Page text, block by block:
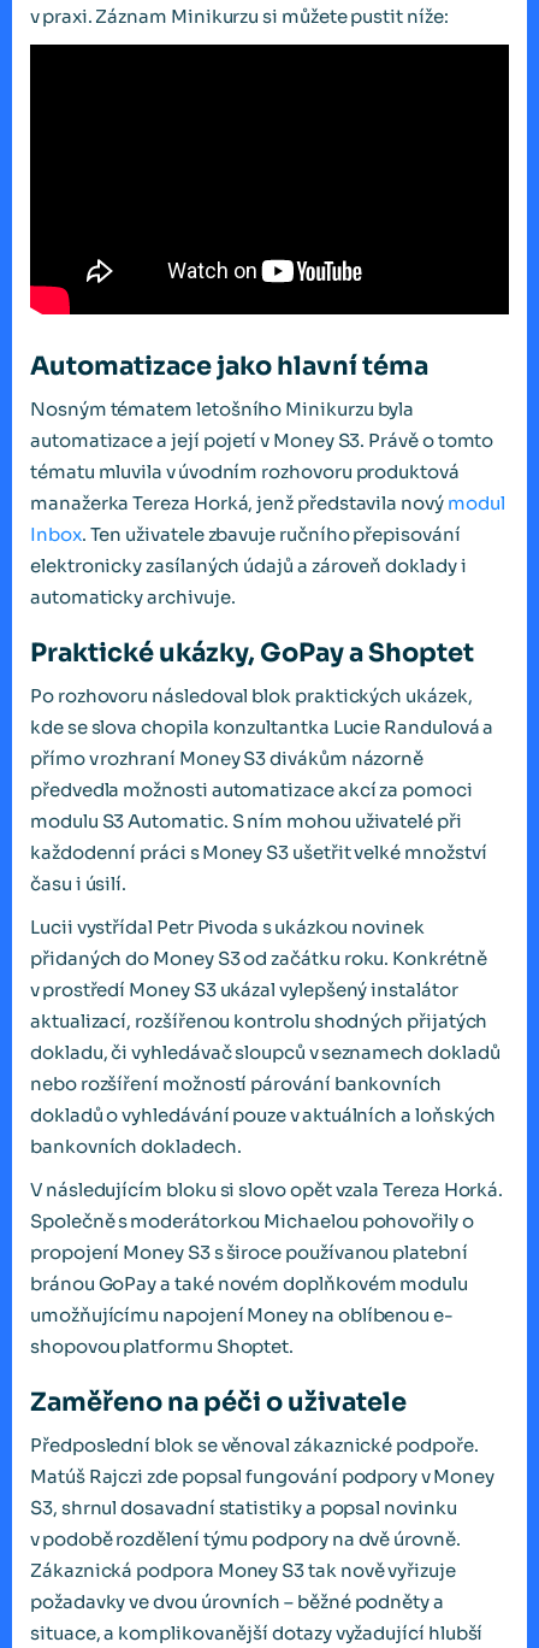
v praxi. Záznam Minikurzu si můžete pustit níže:
Automatizace jako hlavní téma
Nosným tématem letošního Minikurzu byla
automatizace a její pojetí v Money S3. Právě o tomto
tématu mluvila v úvodním rozhovoru produktová
manažerka Tereza Horká, jenž představila nový modul
Inbox. Ten uživatele zbavuje ručního přepisování
elektronicky zasílaných údajů a zároveň doklady i
automaticky archivuje.
Praktické ukázky, GoPay a Shoptet
Po rozhovoru následoval blok praktických ukázek,
kde se slova chopila konzultantka Lucie Randulová a
přímo v rozhraní Money S3 divákům názorně
předvedla možnosti automatizace akcí za pomoci
modulu S3 Automatic. S ním mohou uživatelé při
každodenní práci s Money S3 ušetřit velké množství
času i úsilí.
Lucii vystřídal Petr Pivoda s ukázkou novinek
přidaných do Money S3 od začátku roku. Konkrétně
v prostředí Money S3 ukázal vylepšený instalátor
aktualizací, rozšířenou kontrolu shodných přijatých
dokladu, či vyhledávač sloupců v seznamech dokladů
nebo rozšíření možností párování bankovních
dokladů o vyhledávání pouze v aktuálních a loňských
bankovních dokladech.
V následujícím bloku si slovo opět vzala Tereza Horká.
Společně s moderátorkou Michaelou pohovořily o
propojení Money S3 s široce používanou platební
bránou GoPay a také novém doplňkovém modulu
umožňujícímu napojení Money na oblíbenou e-
shopovou platformu Shoptet.
Zaměřeno na péči o uživatele
Předposlední blok se věnoval zákaznické podpoře.
Matúš Rajczi zde popsal fungování podpory v Money
S3, shrnul dosavadní statistiky a popsal novinku
v podobě rozdělení týmu podpory na dvě úrovně.
Zákaznická podpora Money S3 tak nově vyřizuje
požadavky ve dvou úrovních – běžné podněty a
situace, a komplikovanější dotazy vyžadující hlubší